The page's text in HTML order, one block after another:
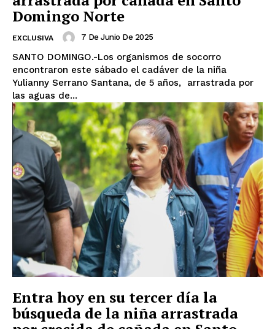
Domingo Norte
EXCLUSIVA 7 De Junio De 2025
SANTO DOMINGO.-Los organismos de socorro
encontraron este sábado el cadáver de la niña
Yulianny Serrano Santana, de 5 años, arrastrada por
las aguas de...
Entra hoy en su tercer día la
búsqueda de la niña arrastrada